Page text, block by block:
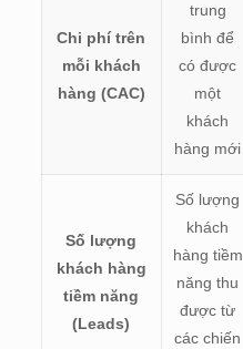
Chi phí trên
mỗi khách
hàng (CAC)
trung
bình để
có được
một
khách
hàng mới
Số lượng
khách hàng
tiềm năng
(Leads)
Số lượng
khách
hàng tiềm
năng thu
được từ
các chiến